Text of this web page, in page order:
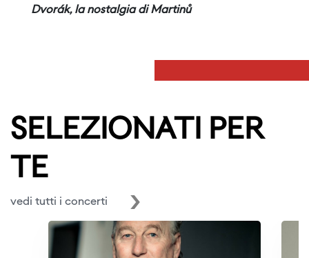
Dvorák, la nostalgia di Martinů
SELEZIONATI PER
TE
vedi tutti i concerti